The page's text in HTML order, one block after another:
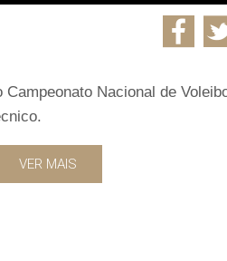
Nacional de
VER MAIS